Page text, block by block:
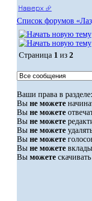
Наверх ⮵
Список форумов
Страница 1 из 2
Ваши права в разделе:
Вы не можете
Вы не можете
Вы не можете
Вы не можете
Вы не можете
Вы не можете
Вы можете